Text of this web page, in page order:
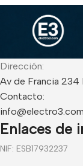
Dirección:
Av de Francia 234
Contacto:
info@electro3.com
Enlaces de
NIF: ESB17932237